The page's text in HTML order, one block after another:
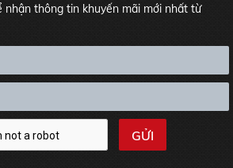
nhận thông tin khuyến mãi mới nhất từ